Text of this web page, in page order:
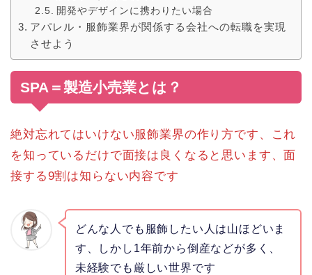
開発やデザインに携わりたい場合
アパレル・服飾業界が関係する会社への転職を実現
させよう
SPA＝製造小売業とは？
絶対忘れてはいけない服飾業界の作り方です、これ
を知っているだけで面接は良くなると思います、面
接する9割は知らない内容です
どんな人でも服飾したい人は山ほどいま
す、しかし1年前から倒産などが多く、
未経験でも厳しい世界です